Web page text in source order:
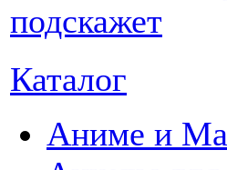
Каталог
Аниме и